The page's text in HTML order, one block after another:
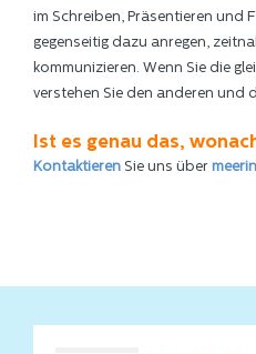
im Schreiben, Präsentieren und
gegenseitig dazu anregen,
kommunizieren. Wenn Sie die
verstehen Sie den anderen und
Ist es genau das,
Kontaktieren Sie uns über